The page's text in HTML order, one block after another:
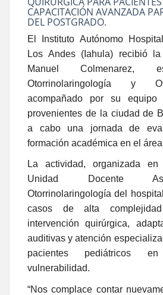
CAPACITACIÓN AVANZADA
DEL POSTGRADO.
El Instituto Autónomo
Los Andes (Iahula) recibió
Manuel Colmenarez,
Otorrinolaringología y
acompañado por su equipo
provenientes de la ciudad de
a cabo una jornada de
formación académica en el
La actividad, organizada
Unidad Docente
Otorrinolaringología del
casos de alta
intervención quirúrgica,
auditivas y atención
pacientes pediátricos
vulnerabilidad.
“Nos complace contar